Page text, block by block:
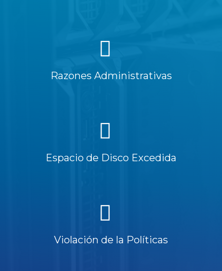
Razones Administrativas
Espacio de Disco Excedida
Violación de la Políticas